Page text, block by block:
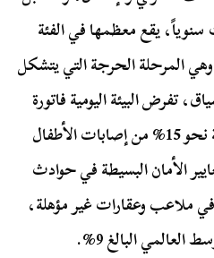
سنوياً، يقع معظمها في الفئة
بين 6 إلى 12 عاماً، وهي المرحلة الحرجة التي يتشكل
تفرض البيئة اليومية فاتورة
قاسية؛ إذ تُرجع التقارير الطبية نحو 15% من إصابات الأطفال
الأمان البسيطة في حوادث
ملاعب وعقارات غير مؤهلة،
البالغ 9%.